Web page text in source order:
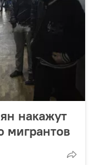
накажут
мигрантов